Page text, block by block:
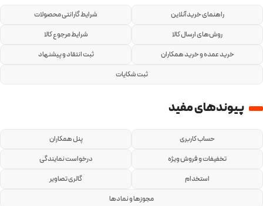
راهنمای خرید آنلاین
شرایط گارانتی محصولات
روش‌های ارسال کالا
شرایط مرجوع کالا
خرید عمده و خرید همکاران
ثبت انتقاد و پیشنهاد
ثبت شکایات
پیوندهای مفید
حساب کاربری
پنل همکاران
تخفیفات و فروش ویژه
درخواست نمایندگی
استخدام
گالری تصاویر
مجوزها و نمادها